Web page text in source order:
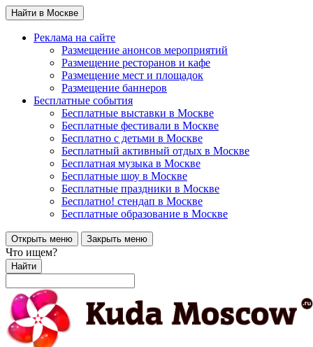
Найти в Москве
Реклама на сайте
Размещение анонсов мероприятий
Размещение ресторанов и кафе
Размещение мест и площадок
Размещение баннеров
Бесплатные события
Бесплатные выставки в Москве
Бесплатные фестивали в Москве
Бесплатно с детьми в Москве
Бесплатный активный отдых в Москве
Бесплатная музыка в Москве
Бесплатные шоу в Москве
Бесплатные праздники в Москве
Бесплатно! стендап в Москве
Бесплатные образование в Москве
Открыть меню Закрыть меню
Что ищем?
Найти